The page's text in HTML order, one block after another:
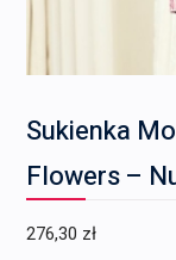
Sukienka
Flowers –
276,30 zł